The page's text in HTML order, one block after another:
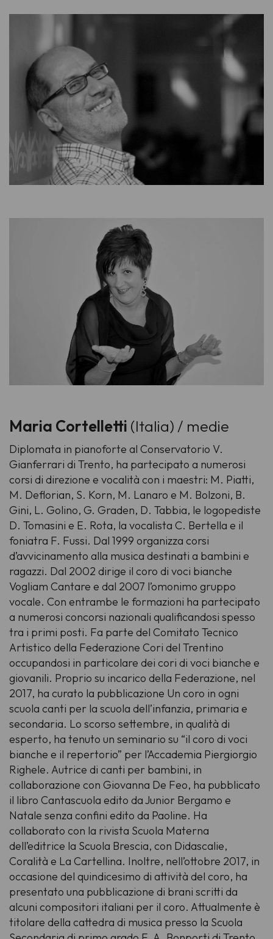
Maria Cortelletti (Italia) / medie
Diplomata in pianoforte al Conservatorio V.
Gianferrari di Trento, ha partecipato a numerosi
corsi di direzione e vocalità con i maestri: M. Piatti,
M. Deflorian, S. Korn, M. Lanaro e M. Bolzoni, B.
Gini, L. Golino, G. Graden, D. Tabbia, le logopediste
D. Tomasini e E. Rota, la vocalista C. Bertella e il
foniatra F. Fussi. Dal 1999 organizza corsi
d’avvicinamento alla musica destinati a bambini e
ragazzi. Dal 2002 dirige il coro di voci bianche
Vogliam Cantare e dal 2007 l’omonimo gruppo
vocale. Con entrambe le formazioni ha partecipato
a numerosi concorsi nazionali qualificandosi spesso
tra i primi posti. Fa parte del Comitato Tecnico
Artistico della Federazione Cori del Trentino
occupandosi in particolare dei cori di voci bianche e
giovanili. Proprio su incarico della Federazione, nel
2017, ha curato la pubblicazione Un coro in ogni
scuola canti per la scuola dell’infanzia, primaria e
secondaria. Lo scorso settembre, in qualità di
esperto, ha tenuto un seminario su “il coro di voci
bianche e il repertorio” per l’Accademia Piergiorgio
Righele. Autrice di canti per bambini, in
collaborazione con Giovanna De Feo, ha pubblicato
il libro Cantascuola edito da Junior Bergamo e
Natale senza confini edito da Paoline. Ha
collaborato con la rivista Scuola Materna
dell’editrice la Scuola Brescia, con Didascalie,
Coralità e La Cartellina. Inoltre, nell’ottobre 2017, in
occasione del quindicesimo di attività del coro, ha
presentato una pubblicazione di brani scritti da
alcuni compositori italiani per il coro. Attualmente è
titolare della cattedra di musica presso la Scuola